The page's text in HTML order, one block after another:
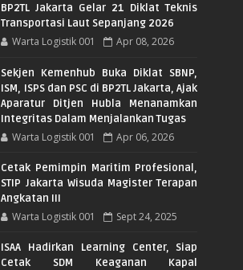
BP2TL Jakarta Gelar 21 Diklat Teknis
Transportasi Laut Sepanjang 2026
Warta Logistik 001 Apr 08, 2026
Sekjen Kemenhub Buka Diklat SBNP,
ISM, ISPS dan PSC di BP2TL Jakarta, Ajak
Aparatur Ditjen Hubla Menanamkan
Integritas Dalam Menjalankan Tugas
Warta Logistik 001 Apr 06, 2026
Cetak Pemimpin Maritim Profesional,
STIP Jakarta Wisuda Magister Terapan
Angkatan III
Warta Logistik 001 Sept 24, 2025
ISAA Hadirkan Learning Center, Siap
Cetak SDM Keaganan Kapal